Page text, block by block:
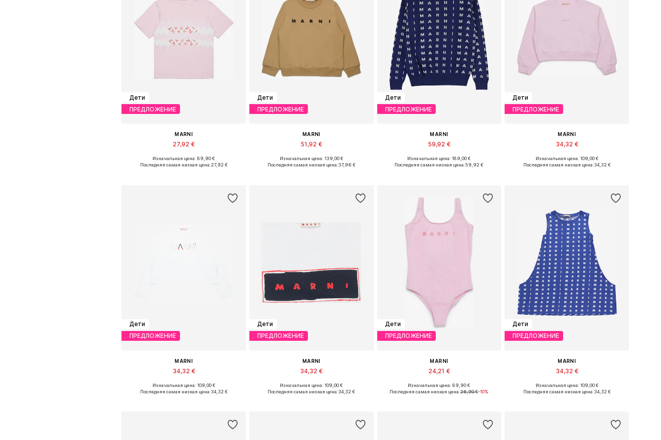
Дети
ПРЕДЛОЖЕНИЕ
MARNI
27,92 €
Доступные размеры: 164
Изначальная цена: 89,90 €
Последняя самая низкая цена:27,92 €
Дети
ПРЕДЛОЖЕНИЕ
MARNI
51,92 €
Доступные размеры: 128
Изначальная цена: 139,00 €
Последняя самая низкая цена:37,96 €
Дети
ПРЕДЛОЖЕНИЕ
MARNI
59,92 €
Доступные размеры: 152
Изначальная цена: 189,00 €
Последняя самая низкая цена:59,92 €
Дети
ПРЕДЛОЖЕНИЕ
MARNI
34,32 €
Доступные размеры: 140, 152, 164
Изначальная цена: 109,00 €
Последняя самая низкая цена:34,32 €
Дети
ПРЕДЛОЖЕНИЕ
MARNI
34,32 €
Доступные размеры: 116, 128, 140, 152, 164
Изначальная цена: 109,00 €
Последняя самая низкая цена:34,32 €
Дети
ПРЕДЛОЖЕНИЕ
MARNI
34,32 €
Доступные размеры: 116, 128, 140, 152
Изначальная цена: 109,00 €
Последняя самая низкая цена:34,32 €
Дети
ПРЕДЛОЖЕНИЕ
MARNI
24,21 €
Доступные размеры: 164
Изначальная цена: 89,90 €
Последняя самая низкая цена:26,90 €-10%
Дети
ПРЕДЛОЖЕНИЕ
MARNI
34,32 €
Доступные размеры: 128, 152
Изначальная цена: 109,00 €
Последняя самая низкая цена:34,32 €